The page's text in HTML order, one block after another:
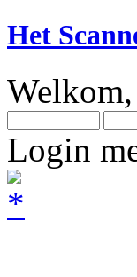
Het
Welkom,
Login